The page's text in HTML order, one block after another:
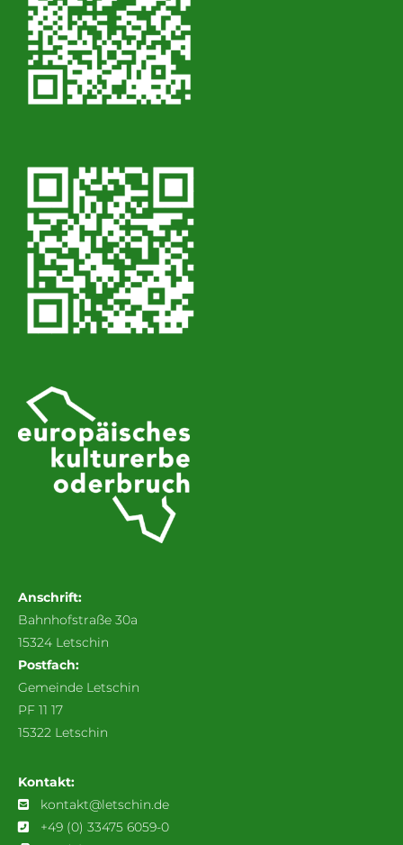
Anschrift:
Bahnhofstraße 30a
15324 Letschin
Postfach:
Gemeinde Letschin
PF 11 17
15322 Letschin
Kontakt:
kontakt@letschin.de
+49 (0) 33475 6059-0